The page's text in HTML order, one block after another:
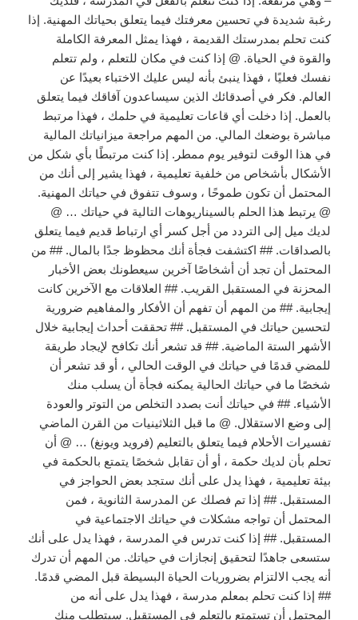
رغبة شديدة في تحسين معرفتك فيما يتعلق بحياتك المهنية. إذا
كنت تحلم بمدرستك القديمة ، فهذا يمثل المعرفة الكاملة
والقوة في الحياة. @ إذا كنت في مكان للتعلم ، ولم تتعلم
نفسك فعليًا ، فهذا ينبئ بأنه ليس عليك الاختباء بعيدًا عن
العالم. فكر في أصدقائك الذين سيساعدون آفاقك فيما يتعلق
بالعمل. إذا دخلت أي قاعات تعليمية في حلمك ، فهذا مرتبط
مباشرة بوضعك المالي. من المهم مراجعة ميزانياتك المالية
في هذا الوقت لتوفير يوم ممطر. إذا كنت مرتبطًا بأي شكل من
الأشكال بأشخاص من خلفية تعليمية ، فهذا يشير إلى أنك من
المحتمل أن تكون طموحًا ، وسوف تتفوق في حياتك المهنية.
@ يرتبط هذا الحلم بالسيناريوهات التالية في حياتك … @
لديك ميل إلى التردد من أجل كسر أي ارتباط قديم فيما يتعلق
بالصداقات. ## اكتشفت فجأة أنك محظوظ جدًا بالمال. ## من
المحتمل أن تجد أن أشخاصًا آخرين سيعطونك بعض الأخبار
المحزنة في المستقبل القريب. ## العلاقات مع الآخرين كانت
إيجابية. ## من المهم أن تفهم أن الأفكار والمفاهيم ضرورية
لتحسين حياتك في المستقبل. ## تحققت أحداث إيجابية خلال
الأشهر الستة الماضية. ## قد تشعر أنك تكافح لإيجاد طريقة
للمضي قدمًا في حياتك في الوقت الحالي ، أو قد تشعر أن
شخصًا ما في حياتك الحالية يمكنه فجأة أن يسلب منك
الأشياء. ## في حياتك أنت بصدد التخلص من التوتر والعودة
إلى وضع الاستقلال. @ ما قبل الثلاثينيات من القرن الماضي
تفسيرات الأحلام فيما يتعلق بالتعليم (فرويد ويونغ) … @ أن
تحلم بأن لديك حكمة ، أو أن تقابل شخصًا يتمتع بالحكمة في
بيئة تعليمية ، فهذا يدل على أنك ستجد بعض الحواجز في
المستقبل. ## إذا تم فصلك عن المدرسة الثانوية ، فمن
المحتمل أن تواجه مشكلات في حياتك الاجتماعية في
المستقبل. ## إذا كنت تدرس في المدرسة ، فهذا يدل على أنك
ستسعى جاهدًا لتحقيق إنجازات في حياتك. من المهم أن تدرك
أنه يجب الالتزام بضروريات الحياة البسيطة قبل المضي قدمًا.
## إذا كنت تحلم بمعلم مدرسة ، فهذا يدل على أنه من
المحتمل أن تستمتع بالتعلم في المستقبل. سيتطلب منك